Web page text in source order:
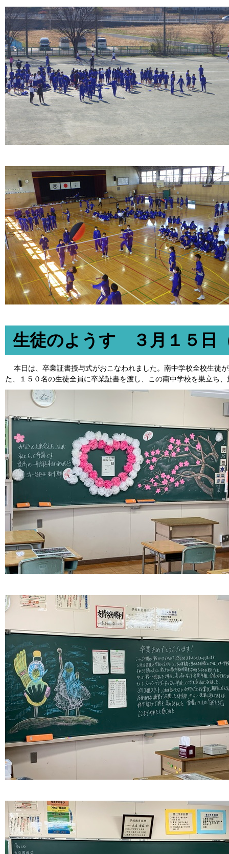
生徒のようす ３月１５日
本日は、卒業証書授与式がおこなわれました。南中学校全校生徒
た、１５０名の生徒全員に卒業証書を渡し、この南中学校を巣立ち